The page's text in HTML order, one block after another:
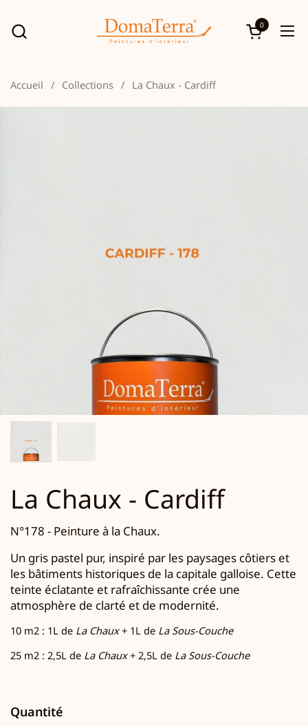
Ouvrir le
0
Accueil / Collections / La Chaux - Cardiff
La Chaux - Cardiff
N°178 - Peinture à la Chaux.
Un gris pastel pur, inspiré par les paysages côtiers et
les bâtiments historiques de la capitale galloise. Cette
teinte éclatante et rafraîchissante crée une
atmosphère de clarté et de modernité.
10 m2 : 1L de La Chaux+ 1L de La Sous-Couche
25 m2 : 2,5L de La Chaux+ 2,5L de La Sous-Couche
Quantité